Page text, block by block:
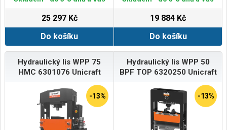
25 297 Kč
Do košíku
19 884 Kč
Do košíku
Hydraulický lis WPP 75
HMC 6301076 Unicraft
-13%
Hydraulický lis WPP 50
BPF TOP 6320250 Unicraft
-13%